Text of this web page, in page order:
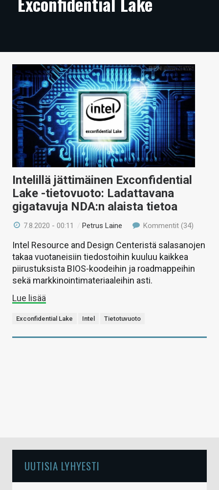
ARTIKKELIT
TECHBBS
TIETOA
HINTA.FI
KAUPPA
VAIHDA TEEMA
HAKU
Intelillä jättimäinen Exconfidential
Lake -tietovuoto: Ladattavana
gigatavuja NDA:n alaista tietoa
7.8.2020 - 00:11 /Petrus Laine Kommentit (34)
Intel Resource and Design Centeristä salasanojen
takaa vuotaneisiin tiedostoihin kuuluu kaikkea
piirustuksista BIOS-koodeihin ja roadmappeihin
sekä markkinointimateriaaleihin asti.
Lue lisää
Exconfidential Lake Intel Tietotuvuoto
UUTISIA LYHYESTI